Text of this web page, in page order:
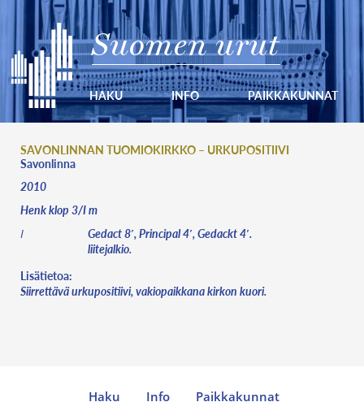
Suomen urut
HAKU INFO PAIKKAKUNNAT
SAVONLINNAN TUOMIOKIRKKO – URKUPOSITIIVI
Savonlinna
2010
Henk klop 3/I m
I
Gedact 8′, Principal 4′, Gedackt 4′.
liitejalkio.
Lisätietoa:
Siirrettävä urkupositiivi, vakiopaikkana kirkon kuori.
Haku Info Paikkakunnat